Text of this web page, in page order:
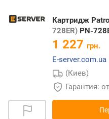
Картридж
728ER) PN-
1 227 грн.
E-server.com.ua
(Киев)
Гарантия: